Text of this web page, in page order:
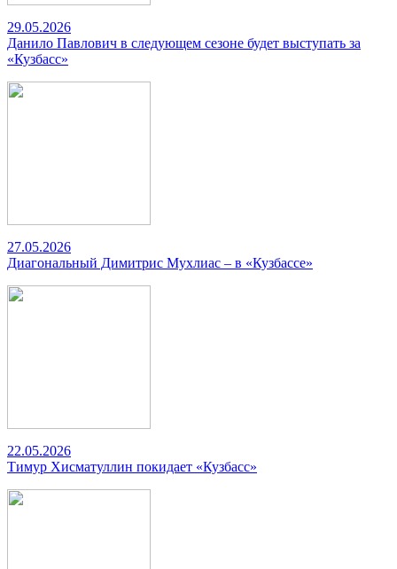
29.05.2026
Данило Павлович в следующем сезоне будет выступать за
«Кузбасс»
27.05.2026
Диагональный Димитрис Мухлиас – в «Кузбассе»
22.05.2026
Тимур Хисматуллин покидает «Кузбасс»